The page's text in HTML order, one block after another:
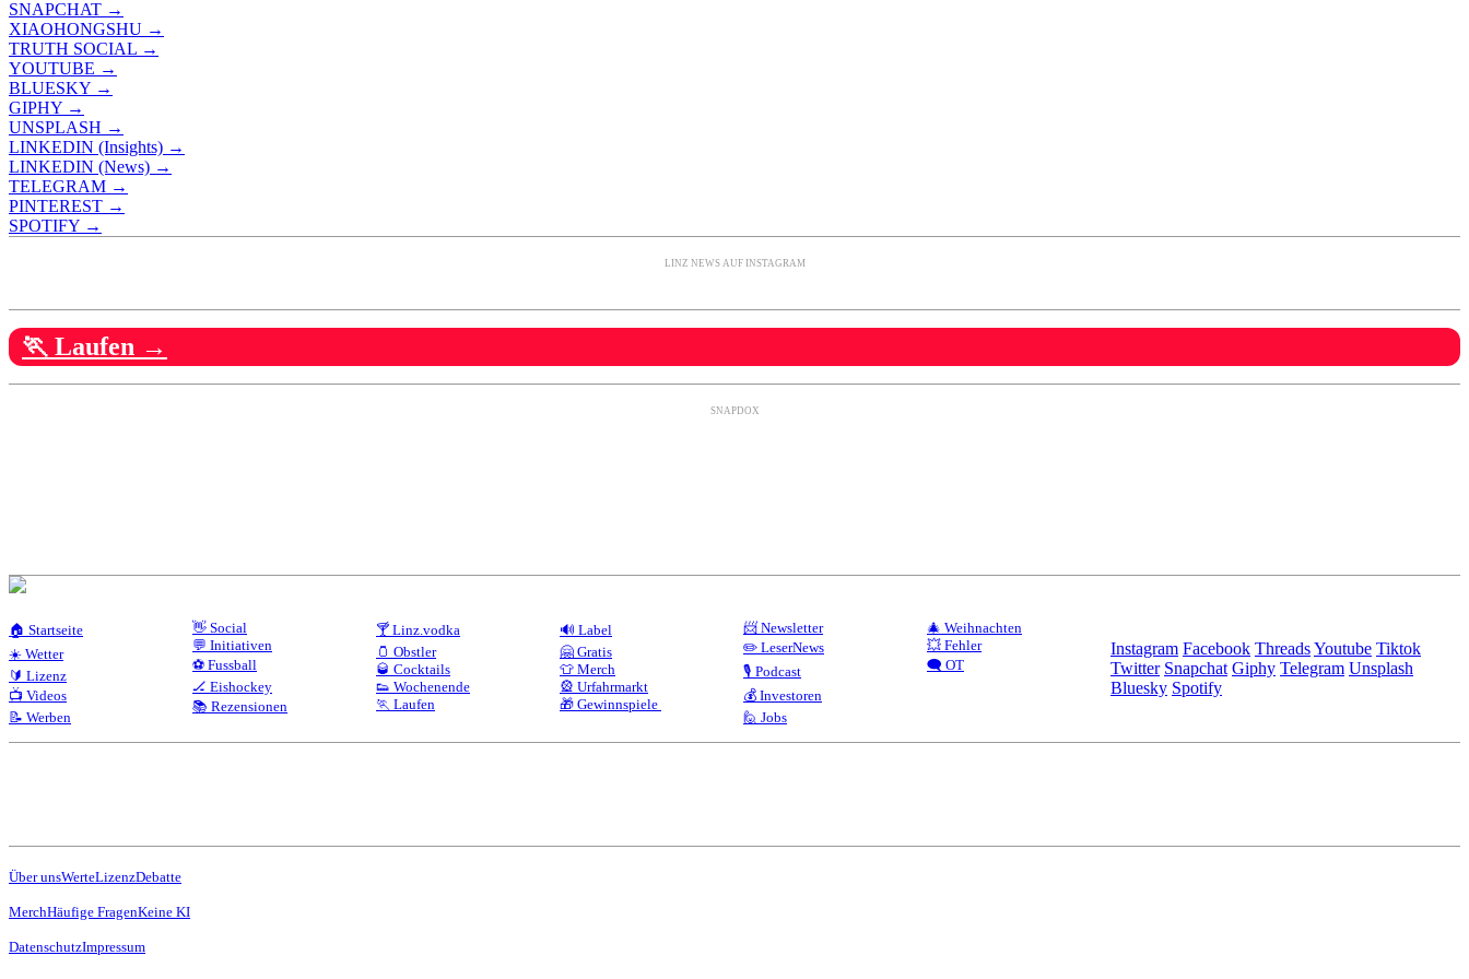
SNAPCHAT →
XIAOHONGSHU →
TRUTH SOCIAL →
YOUTUBE →
BLUESKY →
GIPHY →
UNSPLASH →
LINKEDIN (Insights) →
LINKEDIN (News) →
TELEGRAM →
PINTEREST →
SPOTIFY →
LINZ NEWS AUF INSTAGRAM
🏃 Laufen →
SNAPDOX
🏠 Startseite
☀️ Wetter
🔰 Lizenz
📺 Videos
📝 Werben
👋 Social
💬 Initiativen
⚽ Fussball
🏒 Eishockey
📚 Rezensionen
🍸 Linz.vodka
🫙 Obstler
🥃 Cocktails
👟 Wochenende
🏃 Laufen
🔊 Label
🤗 Gratis
👕 Merch
🎡 Urfahrmarkt
🎁 Gewinnspiele
📨 Newsletter
✏️ LeserNews
🎙️ Podcast
💰 Investoren
🙋 Jobs
🎄 Weihnachten
💥 Fehler
🗨️ OT
Instagram Facebook ThreadsYoutube Tiktok
Twitter Snapchat Giphy Telegram Unsplash
Bluesky Spotify
Über unsWerteLizenzDebatte
MerchHäufige FragenKeine KI
DatenschutzImpressum